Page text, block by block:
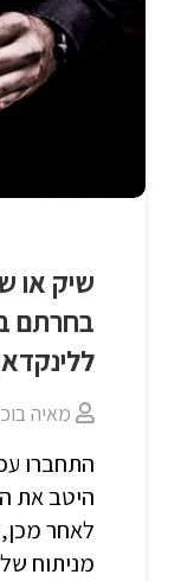
שיק או
בחרתם
מאיה
התחברו
היטב את
לאחר
מניתוח